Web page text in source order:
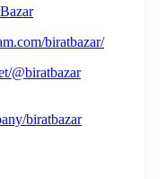
biratbazar/
@biratbazar
biratbazar